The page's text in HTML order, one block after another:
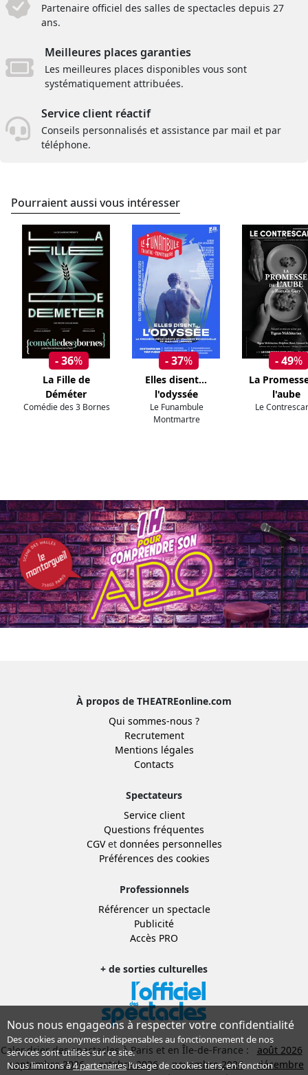
Partenaire officiel des salles de spectacles depuis 27
ans.
Meilleures places garanties
Les meilleures places disponibles vous sont
systématiquement attribuées.
Service client réactif
Conseils personnalisés et assistance par mail et par
téléphone.
Pourraient aussi vous intéresser
- 36%
La Fille de
Déméter
Comédie des 3 Bornes
- 37%
Elles disent...
l'odyssée
Le Funambule
Montmartre
- 49%
La
l'aube
Le
À propos de THEATREonline.com
Qui sommes-nous ?
Recrutement
Mentions légales
Contacts
Spectateurs
Service client
Questions fréquentes
CGVet données personnelles
Préférences des cookies
Professionnels
Référencer un spectacle
Publicité
Accès PRO
+ de sorties culturelles
Calendrier des spectacles à Paris et en Île-de-France :
août 2026
septembre 2026
octobre 2026 novembre 2026
décembre
Nous nous engageons à respecter votre confidentialité
Des cookies anonymes indispensables au fonctionnement de nos
services sont utilisés sur ce site.
Nous limitons à4 partenairesl’usage de cookies tiers, en fonction